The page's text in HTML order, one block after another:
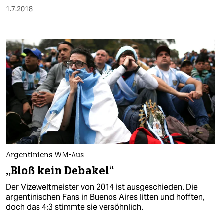
1.7.2018
Argentiniens WM-Aus
„Bloß kein Debakel“
Der Vizeweltmeister von 2014 ist ausgeschieden. Die
argentinischen Fans in Buenos Aires litten und hofften,
doch das 4:3 stimmte sie versöhnlich.